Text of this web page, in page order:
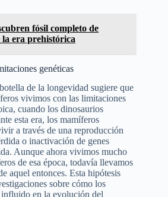
fósil completo de
era prehistórica
genéticas
de la longevidad sugiere que
vivimos con las limitaciones
cuando los dinosaurios
esta era, los mamíferos
a través de una reproducción
o inactivación de genes
Aunque ahora vivimos mucho
de esa época, todavía llevamos
aquel entonces. Esta hipótesis
sobre cómo los
en la evolución del